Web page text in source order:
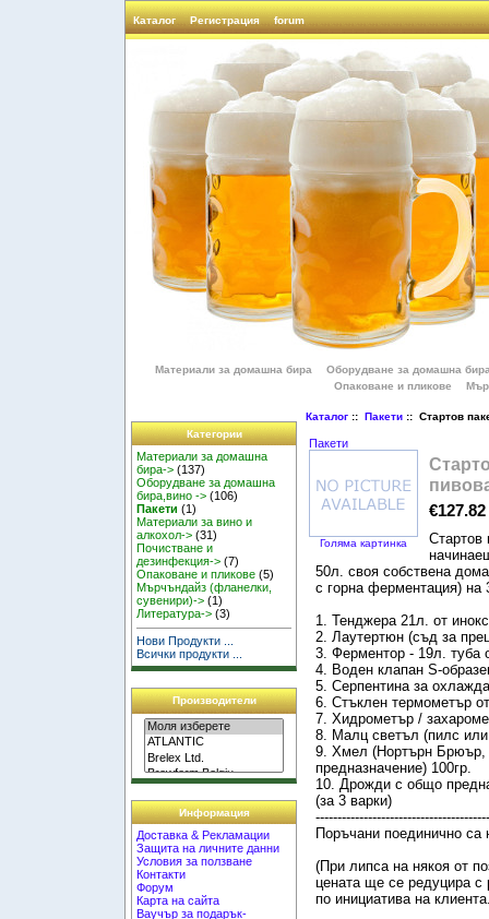
Каталог Регистрация forum
Материали за домашна бира
Оборудване за домашна
Опаковане и пликове
Категории
Материали за домашна
бира-> (137)
Оборудване за домашна
бира,вино -> (106)
Пакети (1)
Материали за вино и
алкохол-> (31)
Почистване и
дезинфекция-> (7)
Опаковане и пликове (5)
Мърчъндайз (фланелки,
сувенири)-> (1)
Литература-> (3)
Нови Продукти ...
Всички продукти ...
Производители
Информация
Доставка & Рекламации
Защита на личните данни
Условия за ползване
Контакти
Форум
Карта на сайта
Ваучър за подарък-
Каталог:: Пакети:: Стартов
Пакети
Голяма картинка
€127.82
Стартов
50л. своя собствена
с горна ферментация) на
1. Тенджера 21л. от
2. Лаутертюн (съд за
3. Ферментор - 19л. туба
4. Воден клапан S-
5. Серпентина за
6. Стъклен термометър
7. Хидрометър /
8. Малц светъл (пилс или
9. Хмел (Нортърн Брюър,
предназначение) 100гр.
10. Дрожди с общо
(за 3 варки)
Поръчани поединично са
(При липса на някоя от
цената ще се редуцира с
по инициатива на